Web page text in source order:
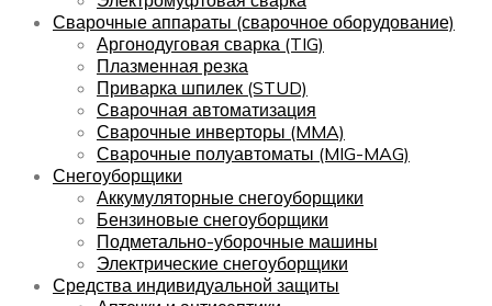
Сварочные аппараты (сварочное оборудование)
Аргонодуговая сварка (TIG)
Плазменная резка
Приварка шпилек (STUD)
Сварочная автоматизация
Сварочные инверторы (MMA)
Сварочные полуавтоматы (MIG-MAG)
Снегоуборщики
Аккумуляторные снегоуборщики
Бензиновые снегоуборщики
Подметально-уборочные машины
Электрические снегоуборщики
Средства индивидуальной защиты